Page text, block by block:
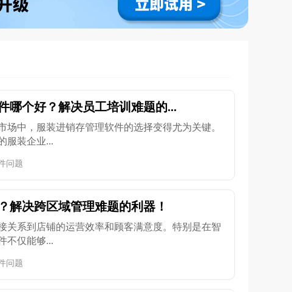
哪个好？解决员工培训难题的...
场中，服装进销存管理软件的选择变得尤为关键。
服装企业...
问题
解决跨区域管理难题的利器！
关系到店铺的运营效率和顾客满意度。特别是在智
不仅能够...
问题